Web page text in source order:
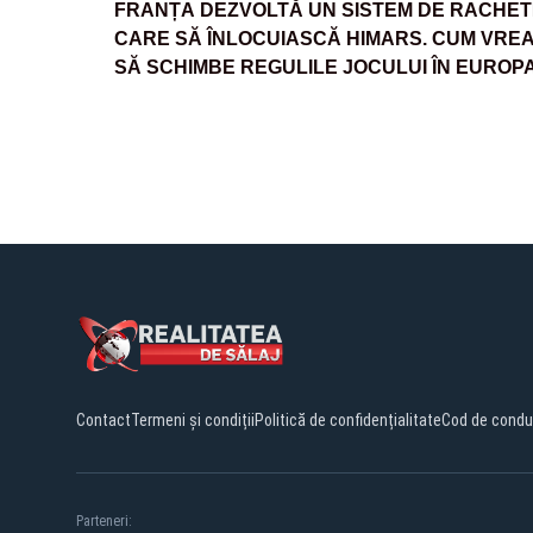
FRANȚA DEZVOLTĂ UN SISTEM DE
CARE SĂ ÎNLOCUIASCĂ HIMARS. CUM VREA
SĂ SCHIMBE REGULILE JOCULUI ÎN
ContactTermeni și condițiiPolitică de confidențialitateCod de
Parteneri: